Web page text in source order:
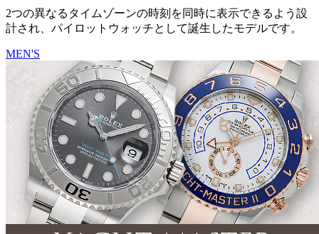
2つの異なるタイムゾーンの時刻を同時に表示できるよう設
計され、パイロットウォッチとして誕生したモデルです。
MEN'S